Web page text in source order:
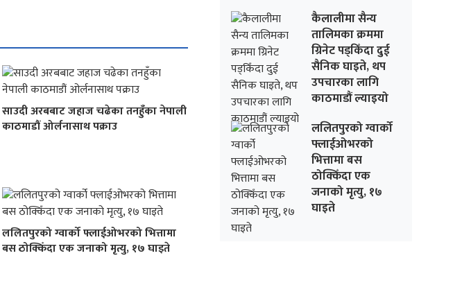
साउदी अरबबाट जहाज चढेका तनहुँका नेपाली
काठमाडौं ओर्लनासाथ पक्राउ
ललितपुरको ग्वार्को फ्लाईओभरको भित्तामा
बस ठोक्किँदा एक जनाको मृत्यु, १७ घाइते
कैलालीमा सैन्य
तालिमका क्रममा
ग्रिनेट पड्किँदा दुई
सैनिक घाइते, थप
उपचारका लागि
काठमाडौं ल्याइयो
ललितपुरको ग्वार्को
फ्लाईओभरको
भित्तामा बस
ठोक्किँदा एक
जनाको मृत्यु, १७
घाइते